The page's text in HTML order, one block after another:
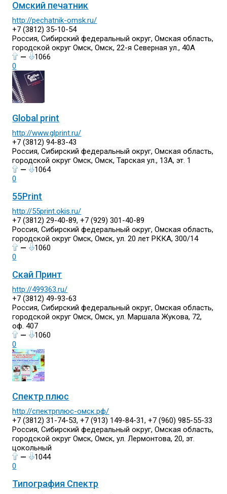
Омский печатник
http://pechatnik-omsk.ru/
+7 (3812) 35-10-54
Россия, Сибирский федеральный округ, Омская область,
городской округ Омск, Омск, 22-я Северная ул., 40А
—
1066
0
Global print
http://www.glprint.ru/
+7 (3812) 94-83-43
Россия, Сибирский федеральный округ, Омская область,
городской округ Омск, Омск, Тарская ул., 13А, эт. 1
—
1064
0
55Print
http://55print.okis.ru/
+7 (3812) 29-40-89, +7 (929) 301-40-89
Россия, Сибирский федеральный округ, Омская область,
городской округ Омск, Омск, ул. 20 лет РККА, 300/14
—
1060
0
Скай Принт
http://499363.ru/
+7 (3812) 49-93-63
Россия, Сибирский федеральный округ, Омская область,
городской округ Омск, Омск, ул. Маршала Жукова, 72,
оф. 407
—
1060
0
Спектр плюс
http://спектрплюс-омск.рф/
+7 (3812) 31-74-53, +7 (913) 149-84-31, +7 (960) 985-55-33
Россия, Сибирский федеральный округ, Омская область,
городской округ Омск, Омск, ул. Лермонтова, 20, эт.
цокольный
—
1044
0
Типография Спектр